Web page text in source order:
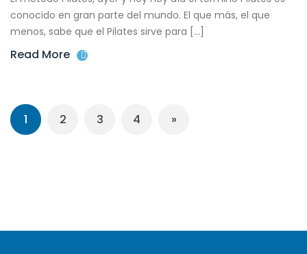
conocido en gran parte del mundo. El que más, el que
menos, sabe que el Pilates sirve para […]
Read More
1 2 3 4 »